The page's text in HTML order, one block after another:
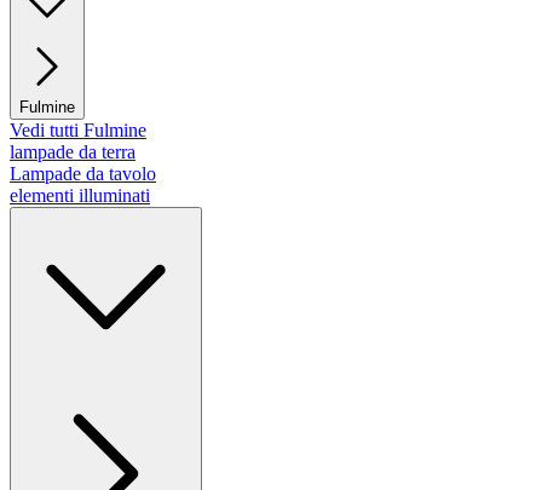
Fulmine
Vedi tutti Fulmine
lampade da terra
Lampade da tavolo
elementi illuminati